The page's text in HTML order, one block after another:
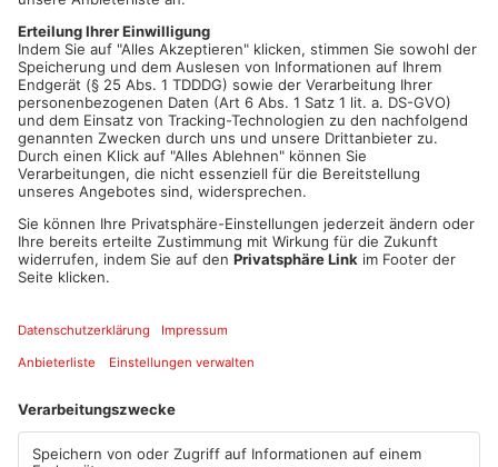
Artikel teilen
ANZEIGE
Miltenberg